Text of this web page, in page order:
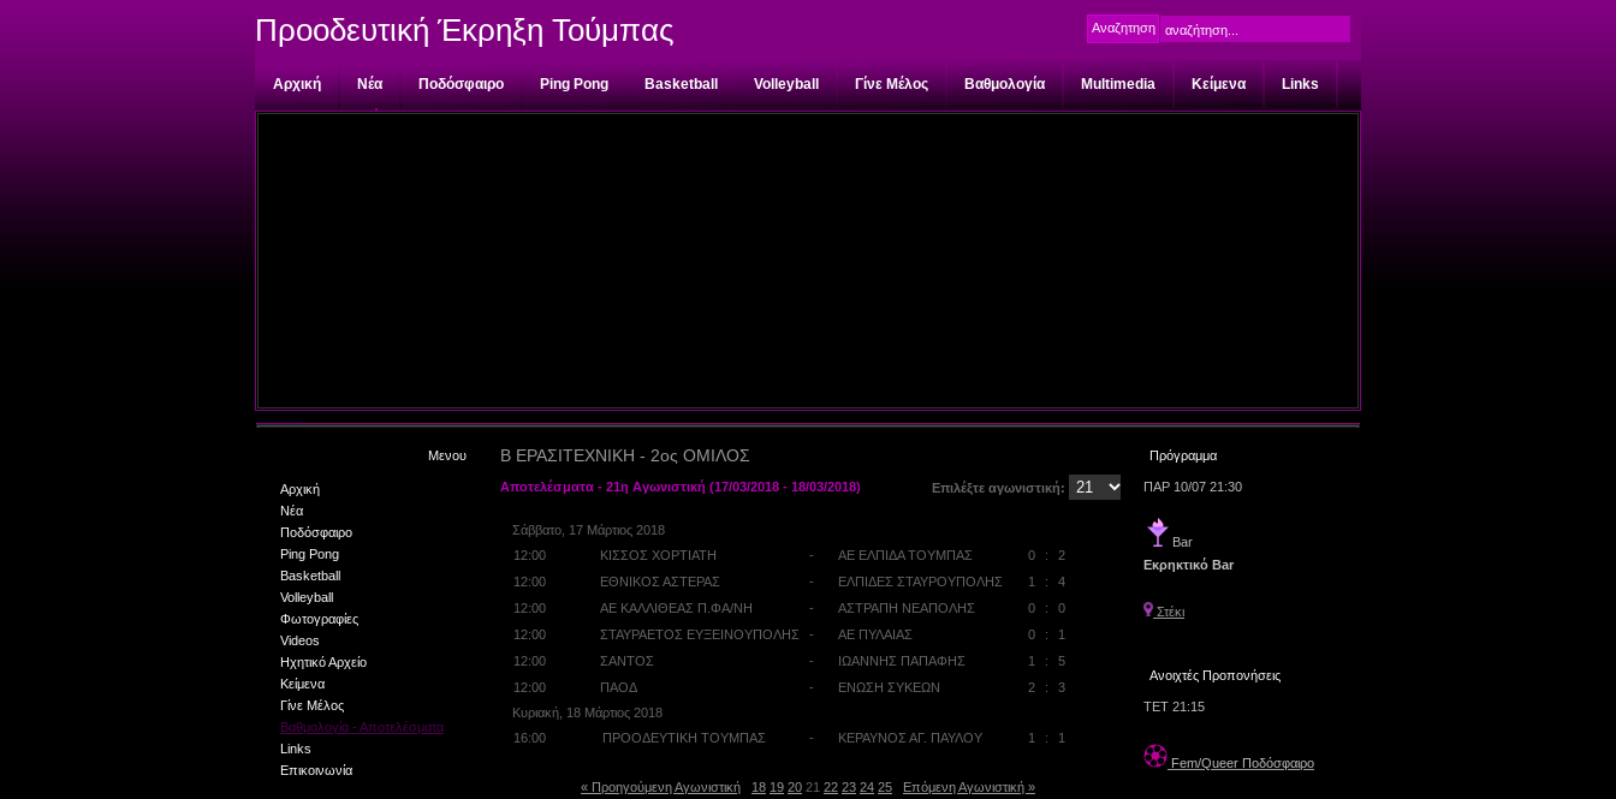
Προοδευτική Έκρηξη Τούμπας
Αρχική Νέα Ποδόσφαιρο Ping Pong Basketball Volleyball Γίνε Μέλος Βαθμολογία Multimedia Κείμενα Links
Μενου
Αρχική
Νέα
Ποδόσφαιρο
Ping Pong
Basketball
Volleyball
Φωτογραφίες
Videos
Ηχητικό Αρχείο
Κείμενα
Γίνε Μέλος
Βαθμολογία - Αποτελέσματα
Links
Επικοινωνία
Β ΕΡΑΣΙΤΕΧΝΙΚΗ - 2ος ΟΜΙΛΟΣ
Αποτελέσματα - 21η Αγωνιστική (17/03/2018 - 18/03/2018) Επιλέξτε αγωνιστική:
Σάββατο, 17 Μάρτιος 2018
12:00
ΚΙΣΣΟΣ ΧΟΡΤΙΑΤΗ - ΑΕ ΕΛΠΙΔΑ ΤΟΥΜΠΑΣ 0 :
2
12:00
ΕΘΝΙΚΟΣ ΑΣΤΕΡΑΣ - ΕΛΠΙΔΕΣ ΣΤΑΥΡΟΥΠΟΛΗΣ 1 :
4
12:00
ΑΕ ΚΑΛΛΙΘΕΑΣ Π.ΦΑ/ΝΗ - ΑΣΤΡΑΠΗ ΝΕΑΠΟΛΗΣ 0 :
0
12:00
ΣΤΑΥΡΑΕΤΟΣ ΕΥΞΕΙΝΟΥΠΟΛΗΣ - ΑΕ ΠΥΛΑΙΑΣ 0 :
1
12:00
ΣΑΝΤΟΣ - ΙΩΑΝΝΗΣ ΠΑΠΑΦΗΣ 1 :
5
12:00
ΠΑΟΔ - ΕΝΩΣΗ ΣΥΚΕΩΝ 2 :
3
Κυριακή, 18 Μάρτιος 2018
16:00
ΠΡΟΟΔΕΥΤΙΚΗ ΤΟΥΜΠΑΣ - ΚΕΡΑΥΝΟΣ ΑΓ. ΠΑΥΛΟΥ 1 : 1
« Προηγούμενη Αγωνιστική 18 19 20 21 22 23 24 25
Επόμενη Αγωνιστική »
Πρόγραμμα
ΠΑΡ 10/07 21:30
Bar
Εκρηκτικό Bar
Στέκι
Ανοιχτές Προπονήσεις
ΤΕΤ 21:15
Fem/Queer Ποδόσφαιρο